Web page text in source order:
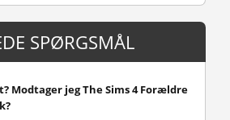
SPØRGSMÅL
Modtager jeg The Sims 4 Forældre